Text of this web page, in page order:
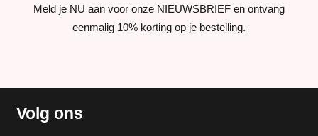
Meld je NU aan voor onze NIEUWSBRIEF en ontvang
eenmalig 10% korting op je bestelling.
Volg ons